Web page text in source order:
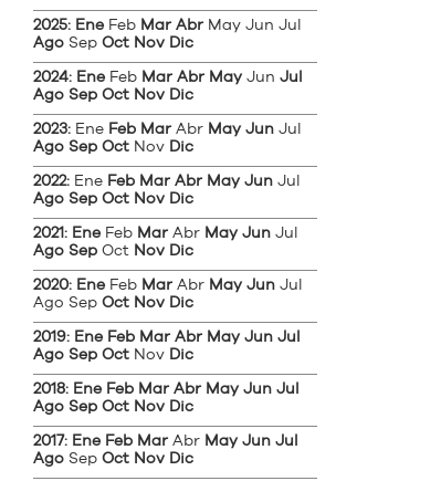
2025: Ene Feb Mar Abr May Jun Jul
Ago Sep Oct Nov Dic
2024: Ene Feb Mar Abr May Jun Jul
Ago Sep Oct Nov Dic
2023: Ene Feb Mar Abr May Jun Jul
Ago Sep Oct Nov Dic
2022: Ene Feb Mar Abr May Jun Jul
Ago Sep Oct Nov Dic
2021: Ene Feb Mar Abr May Jun Jul
Ago Sep Oct Nov Dic
2020: Ene Feb Mar Abr May Jun Jul
Ago Sep Oct Nov Dic
2019: Ene Feb Mar Abr May Jun Jul
Ago Sep Oct Nov Dic
2018: Ene Feb Mar Abr May Jun Jul
Ago Sep Oct Nov Dic
2017: Ene Feb Mar Abr May Jun Jul
Ago Sep Oct Nov Dic